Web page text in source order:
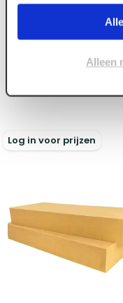
Alleen
60 mm x 1200 x 600
Isovlas bouwisolatie
PL60 Rd 1.58 (8 st/
Voorraad: 790+
Log in voor prijzen